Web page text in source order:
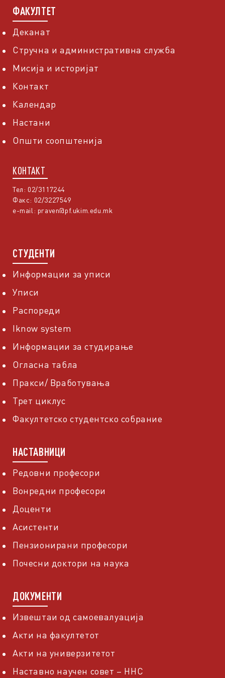
ФАКУЛТЕТ
Деканат
Стручна и административна служба
Мисија и историјат
Контакт
Календар
Настани
Општи соопштенија
КОНТАКТ
Тел: 02/3117244
Факс: 02/3227549
e-mail: praven@pf.ukim.edu.mk
СТУДЕНТИ
Информации за уписи
Уписи
Распореди
Iknow system
Информации за студирање
Огласна табла
Пракси/ Вработувања
Трет циклус
Факултетско студентско собрание
НАСТАВНИЦИ
Редовни професори
Вонредни професори
Доценти
Асистенти
Пензионирани професори
Почесни доктори на наука
ДОКУМЕНТИ
Извештаи од самоевалуација
Акти на факултетот
Акти на универзитетот
Наставно научен совет – ННС